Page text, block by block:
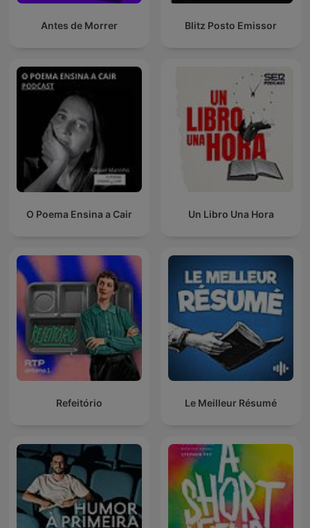
Antes de Morrer Blitz Posto Emissor
O Poema Ensina a Cair Un Libro Una Hora
Refeitório Le Meilleur Résumé